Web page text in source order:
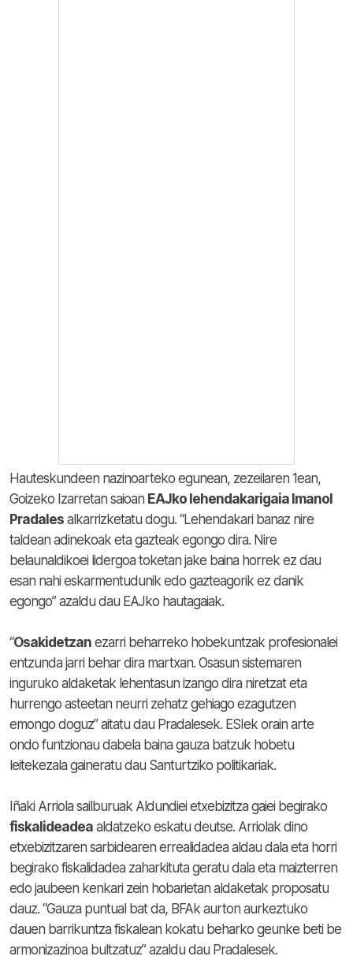
Hauteskundeen nazinoarteko egunean, zezeilaren 1ean,
Goizeko Izarretan saioan EAJko lehendakarigaia Imanol
Pradales alkarrizketatu dogu. “Lehendakari banaz nire
taldean adinekoak eta gazteak egongo dira. Nire
belaunaldikoei lidergoa toketan jake baina horrek ez dau
esan nahi eskarmentudunik edo gazteagorik ez danik
egongo” azaldu dau EAJko hautagaiak.
“Osakidetzan ezarri beharreko hobekuntzak profesionalei
entzunda jarri behar dira martxan. Osasun sistemaren
inguruko aldaketak lehentasun izango dira niretzat eta
hurrengo asteetan neurri zehatz gehiago ezagutzen
emongo doguz” aitatu dau Pradalesek. ESIek orain arte
ondo funtzionau dabela baina gauza batzuk hobetu
leitekezala gaineratu dau Santurtziko politikariak.
Iñaki Arriola sailburuak Aldundiei etxebizitza gaiei begirako
fiskalideadea aldatzeko eskatu deutse. Arriolak dino
etxebizitzaren sarbidearen errealidadea aldau dala eta horri
begirako fiskalidadea zaharkituta geratu dala eta maizterren
edo jaubeen kenkari zein hobarietan aldaketak proposatu
dauz. “Gauza puntual bat da, BFAk aurton aurkeztuko
dauen barrikuntza fiskalean kokatu beharko geunke beti be
armonizazinoa bultzatuz” azaldu dau Pradalesek.